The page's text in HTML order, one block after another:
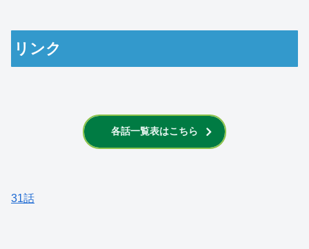
リンク
各話一覧表はこちら
31話